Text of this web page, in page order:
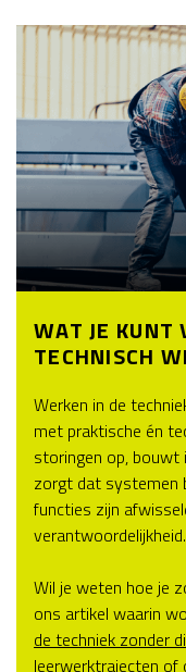
WAT JE KUNT
TECHNISCH
Werken in de
met praktische én
storingen op,
zorgt dat systemen
functies zijn
verantwoordelijkheid.
Wil je weten hoe je
ons artikel waarin
de techniek zonder
leerwerktrajecten of